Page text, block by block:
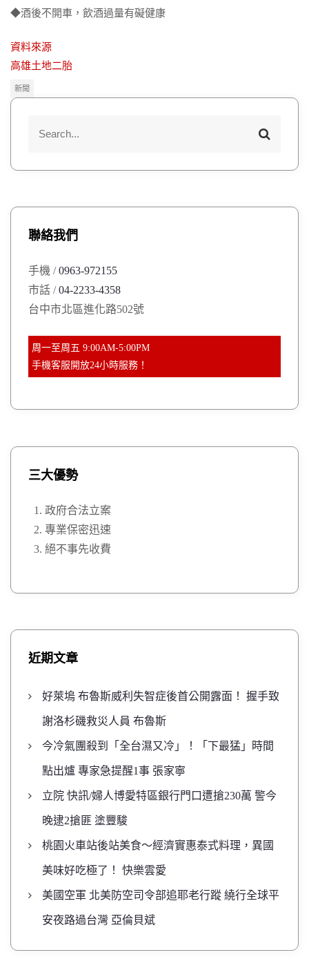
◆酒後不開車，飲酒過量有礙健康
資料來源
高雄土地二胎
新聞
f
S
r
聯絡我們
手機 /0963-972155
市話 /04-2233-4358
台中市北區進化路502號
周一至周五 9:00AM-5:00PM
手機客服開放24小時服務！
三大優勢
政府合法立案
專業保密迅速
絕不事先收費
近期文章
好萊塢 布魯斯威利失智症後首公開露面！ 握手致
謝洛杉磯救災人員 布魯斯
今冷氣團殺到「全台濕又冷」！「下最猛」時間
點出爐 專家急提醒1事 張家寧
立院 快訊/婦人博愛特區銀行門口遭搶230萬 警今
晚逮2搶匪 塗豐駿
桃園火車站後站美食～經濟實惠泰式料理，異國
美味好吃極了！ 快樂雲愛
美國空軍 北美防空司令部追耶老行蹤 繞行全球平
安夜路過台灣 亞倫貝斌